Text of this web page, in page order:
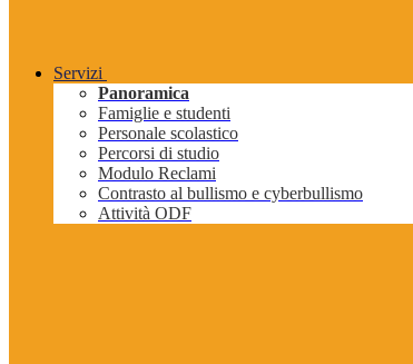
Servizi
Panoramica
Famiglie e studenti
Personale scolastico
Percorsi di studio
Modulo Reclami
Contrasto al bullismo e cyberbullismo
Attività ODF